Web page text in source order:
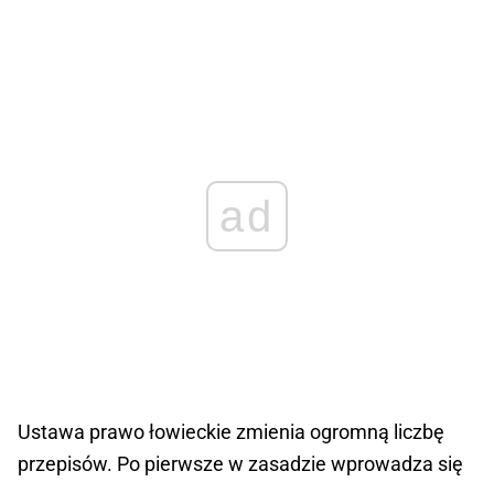
ad
Ustawa prawo łowieckie zmienia ogromną liczbę
przepisów. Po pierwsze w zasadzie wprowadza się